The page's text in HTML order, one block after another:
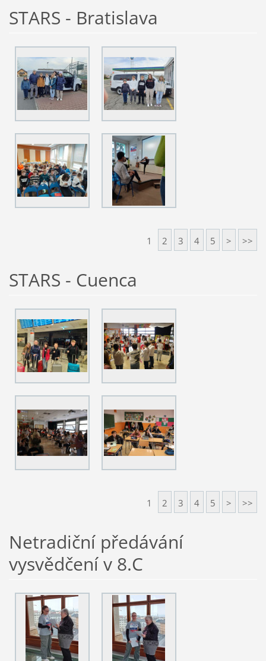
STARS - Bratislava
1 2 3 4 5 > >>
STARS - Cuenca
1 2 3 4 5 > >>
Netradiční předávání
vysvědčení v 8.C